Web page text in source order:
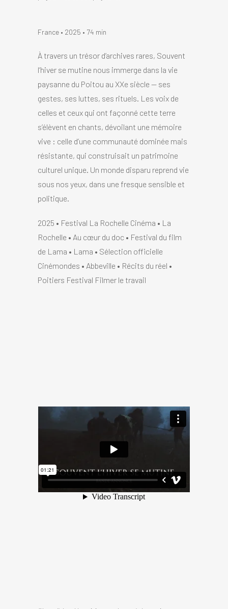
France • 2025 • 74 min
À travers un trésor d’archives rares, Souvent
l’hiver se mutine nous immerge dans la vie
paysanne du Poitou au XXe siècle — ses
gestes, ses luttes, ses rituels. Les voix de
celles et ceux qui ont façonné cette terre
s’élèvent en chants, dévoilant une mémoire
vive : celle d’une communauté dominée mais
résistante, qui construisait un patrimoine
culturel unique. Un monde disparu reprend vie
sous nos yeux, dans une fresque sensible et
politique.
2025 • Festival La Rochelle Cinéma • La
Rochelle • Au cœur du doc • Festival du film
de Lama • Lama • Sélection officielle
Cinémondes • Abbeville • Récits du réel •
Poitiers Festival Filmer le travail